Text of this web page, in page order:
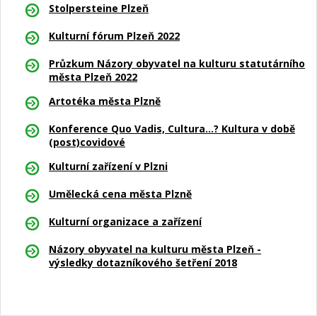
Stolpersteine Plzeň
Kulturní fórum Plzeň 2022
Průzkum Názory obyvatel na kulturu statutárního
města Plzeň 2022
Artotéka města Plzně
Konference Quo Vadis, Cultura…? Kultura v době
(post)covidové
Kulturní zařízení v Plzni
Umělecká cena města Plzně
Kulturní organizace a zařízení
Názory obyvatel na kulturu města Plzeň -
výsledky dotazníkového šetření 2018